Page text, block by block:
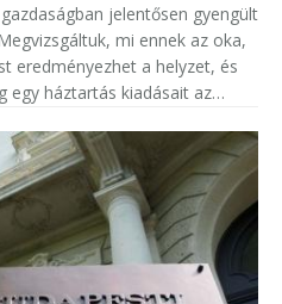
jelentősen gyengült
mi ennek az oka,
eredményezhet a helyzet, és
egy háztartás kiadásait az